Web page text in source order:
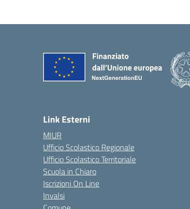
Link Esterni
MIUR
Ufficio Scolastico Regionale
Ufficio Scolastico Territoriale
Scuola in Chiaro
Iscrizioni On Line
Invalsi